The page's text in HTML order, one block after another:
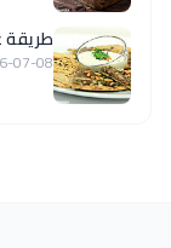
طريقة
07-08